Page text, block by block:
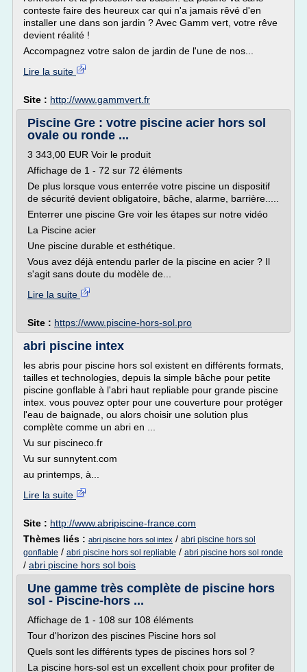
conteste faire des heureux car qui n'a jamais rêvé d'en
installer une dans son jardin ? Avec Gamm vert, votre rêve
devient réalité !
Accompagnez votre salon de jardin de l'une de nos...
Lire la suite
Site : http://www.gammvert.fr
Piscine Gre : votre piscine acier hors sol
ovale ou ronde ...
3 343,00 EUR Voir le produit
Affichage de 1 - 72 sur 72 éléments
De plus lorsque vous enterrée votre piscine un dispositif
de sécurité devient obligatoire, bâche, alarme, barrière.....
Enterrer une piscine Gre voir les étapes sur notre vidéo
La Piscine acier
Une piscine durable et esthétique.
Vous avez déjà entendu parler de la piscine en acier ? Il
s'agit sans doute du modèle de...
Lire la suite
Site : https://www.piscine-hors-sol.pro
abri piscine intex
les abris pour piscine hors sol existent en différents formats,
tailles et technologies, depuis la simple bâche pour petite
piscine gonflable à l'abri haut repliable pour grande piscine
intex. vous pouvez opter pour une couverture pour protéger
l'eau de baignade, ou alors choisir une solution plus
complète comme un abri en ...
Vu sur piscineco.fr
Vu sur sunnytent.com
au printemps, à...
Lire la suite
Site : http://www.abripiscine-france.com
Thèmes liés : abri piscine hors sol intex / abri piscine hors sol
gonflable / abri piscine hors sol repliable / abri piscine hors sol ronde
/ abri piscine hors sol bois
Une gamme très complète de piscine hors
sol - Piscine-hors ...
Affichage de 1 - 108 sur 108 éléments
Tour d'horizon des piscines Piscine hors sol
Quels sont les différents types de piscines hors sol ?
La piscine hors-sol est un excellent choix pour profiter de